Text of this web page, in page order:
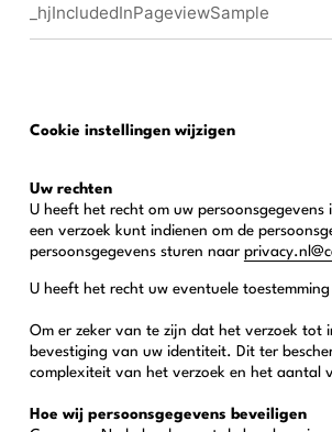
_hjIncludedInPageviewSample
Cookie instellingen wijzigen
Uw rechten
U heeft het recht om uw
een verzoek kunt indienen om de
persoonsgegevens sturen naar
U heeft het recht uw eventuele
Om er zeker van te zijn dat het verzoek tot
bevestiging van uw identiteit. Dit ter
complexiteit van het verzoek en het aantal
Hoe wij persoonsgegevens beveiligen